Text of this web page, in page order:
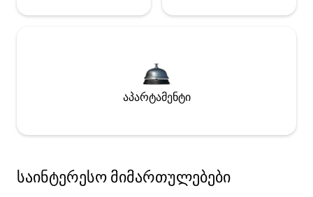
აპარტამენტი
საინტერესო მიმართულებები